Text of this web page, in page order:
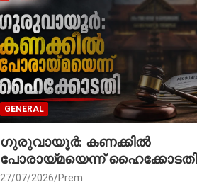
GENERAL
ഗുരുവായൂർ: കണക്കിൽ
പോരായ്മയെന്ന് ഹൈക്കോടതി
27/07/2026 Prem